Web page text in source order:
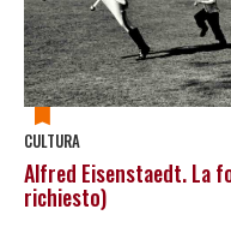
CULTURA
Alfred Eisenstaedt. La
richiesto)